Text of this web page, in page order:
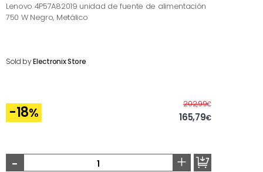
Lenovo 4P57A82019 unidad de fuente de alimentación
750 W Negro, Metálico
Sold byElectronix Store
-18%
202,99€Before
165,79€
- +